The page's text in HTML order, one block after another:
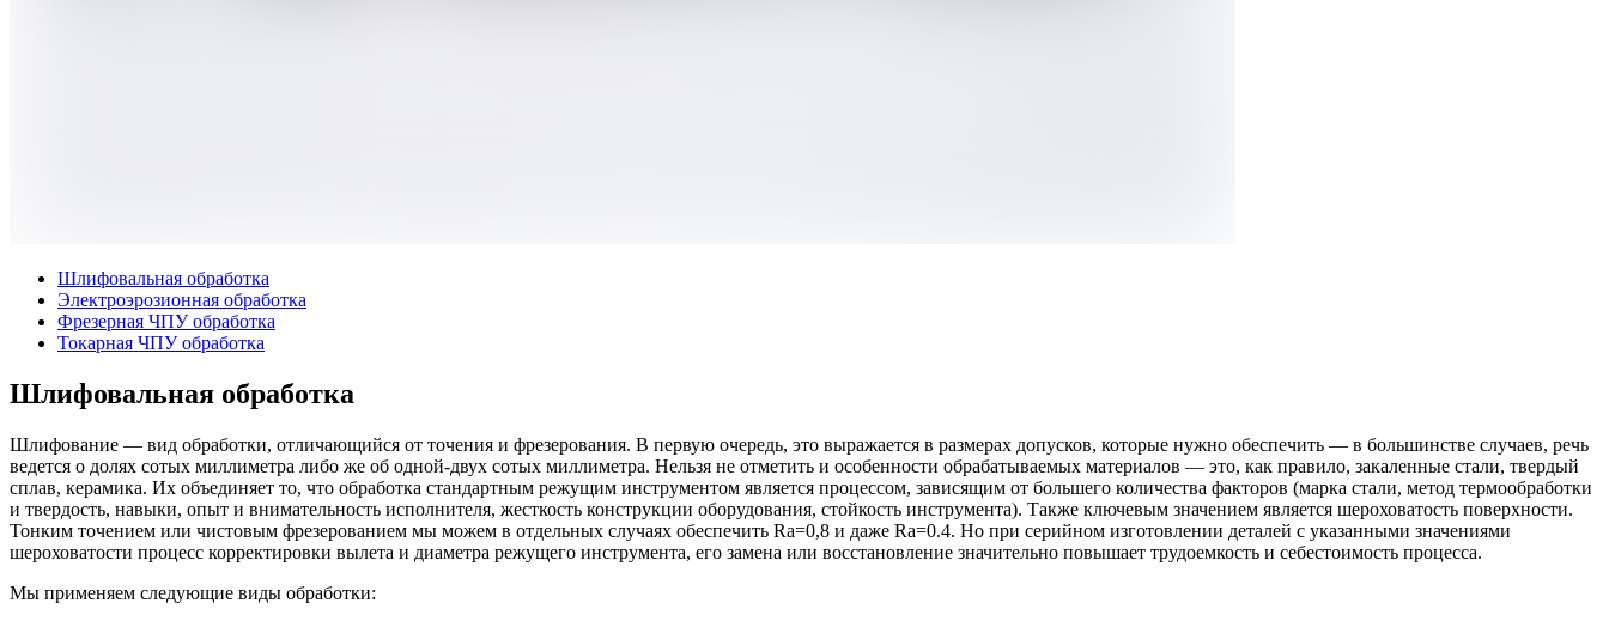
Шлифовальная обработка
Электроэрозионная обработка
Фрезерная ЧПУ обработка
Токарная ЧПУ обработка
Шлифовальная обработка
Шлифование — вид обработки, отличающийся от точения и фрезерования. В первую очередь, это выражается в размерах допусков, которые нужно обеспечить — в большинстве случаев, речь
ведется о долях сотых миллиметра либо же об одной-двух сотых миллиметра. Нельзя не отметить и особенности обрабатываемых материалов — это, как правило, закаленные стали, твердый
сплав, керамика. Их объединяет то, что обработка стандартным режущим инструментом является процессом, зависящим от большего количества факторов (марка стали, метод термообработки
и твердость, навыки, опыт и внимательность исполнителя, жесткость конструкции оборудования, стойкость инструмента). Также ключевым значением является шероховатость поверхности.
Тонким точением или чистовым фрезерованием мы можем в отдельных случаях обеспечить Ra=0,8 и даже Ra=0.4. Но при серийном изготовлении деталей с указанными значениями
шероховатости процесс корректировки вылета и диаметра режущего инструмента, его замена или восстановление значительно повышает трудоемкость и себестоимость процесса.
Мы применяем следующие виды обработки: